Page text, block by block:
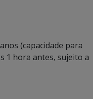
(capacidade para
1 hora antes, sujeito a